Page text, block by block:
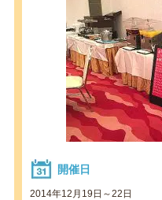
開催日
2014年12月19日～22日